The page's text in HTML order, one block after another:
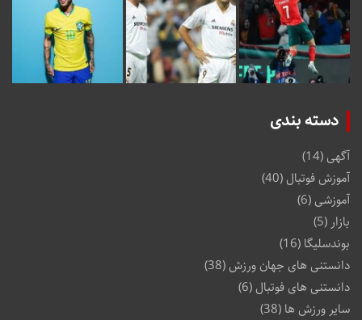
دسته بندی
آگهی(14)
آموزش فوتبال (40)
آموزشی(6)
بازار (5)
بوندسلیگا (16)
دانستنی های جهان ورزش(38)
دانستنی های فوتبال (6)
سایر ورزش ها (38)